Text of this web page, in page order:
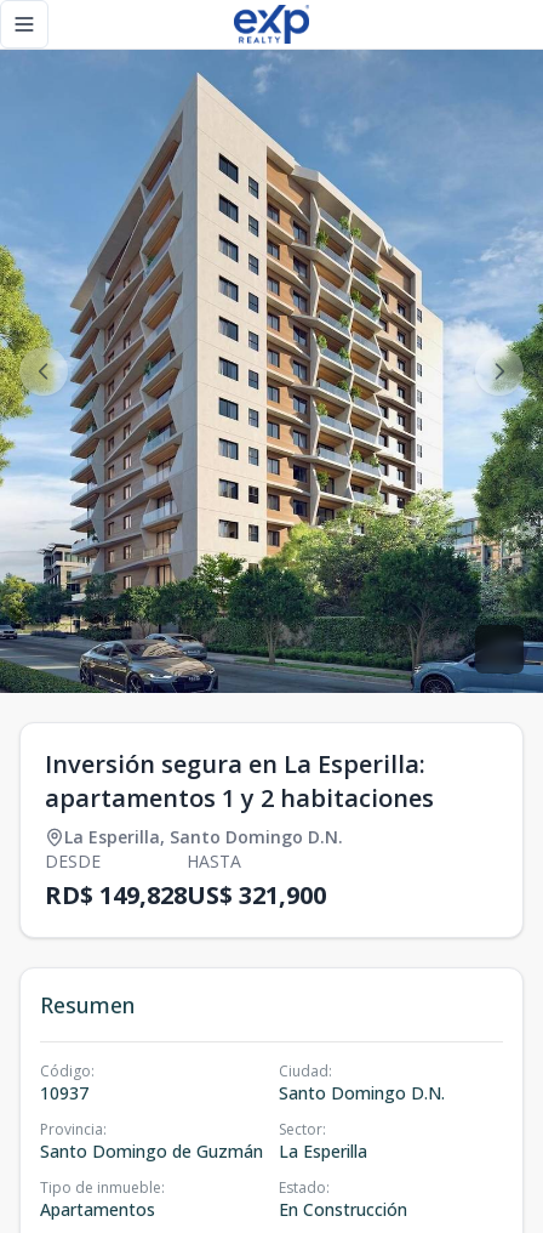
Toggle navigation menu
Inversión segura en La Esperilla:
apartamentos 1 y 2 habitaciones
La Esperilla, Santo Domingo D.N.
DESDE
RD$ 149,828
HASTA
US$ 321,900
Resumen
Código:
10937
Ciudad:
Santo Domingo D.N.
Provincia:
Santo Domingo de Guzmán
Sector:
La Esperilla
Tipo de inmueble:
Apartamentos
Estado:
En Construcción
Inversión segura en La Esperilla: apartamentos 1 y 2